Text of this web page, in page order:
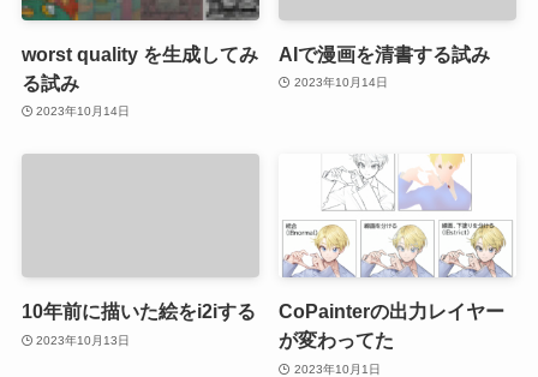
worst quality を生成してみ
る試み
2023年10月14日
AIで漫画を清書する試み
2023年10月14日
10年前に描いた絵をi2iする
2023年10月13日
CoPainterの出力レイヤー
が変わってた
2023年10月1日